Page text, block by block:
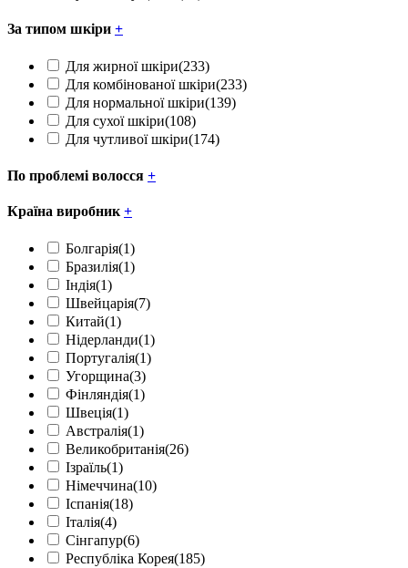
За типом шкіри +
Для жирної шкіри(233)
Для комбінованої шкіри(233)
Для нормальної шкіри(139)
Для сухої шкіри(108)
Для чутливої шкіри(174)
По проблемі волосся +
Країна виробник +
Болгарія(1)
Бразилія(1)
Індія(1)
Швейцарія(7)
Китай(1)
Нідерланди(1)
Португалія(1)
Угорщина(3)
Фінляндія(1)
Швеція(1)
Австралія(1)
Великобританія(26)
Ізраїль(1)
Німеччина(10)
Іспанія(18)
Італія(4)
Сінгапур(6)
Республіка Корея(185)